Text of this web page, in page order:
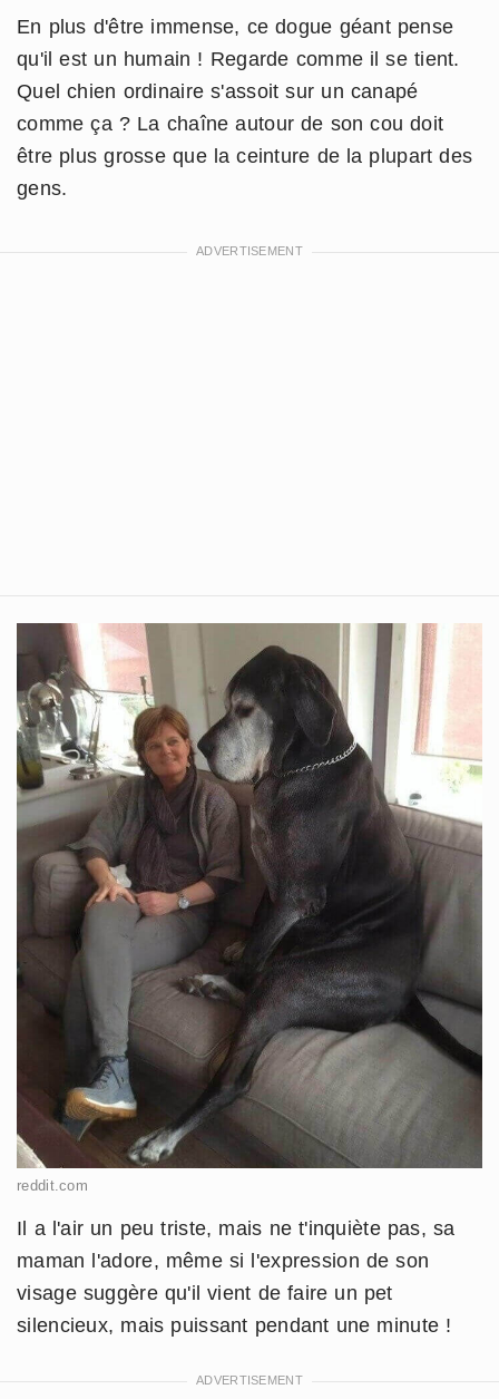
En plus d'être immense, ce dogue géant pense
qu'il est un humain ! Regarde comme il se tient.
Quel chien ordinaire s'assoit sur un canapé
comme ça ? La chaîne autour de son cou doit
être plus grosse que la ceinture de la plupart des
gens.
reddit.com
Il a l'air un peu triste, mais ne t'inquiète pas, sa
maman l'adore, même si l'expression de son
visage suggère qu'il vient de faire un pet
silencieux, mais puissant pendant une minute !